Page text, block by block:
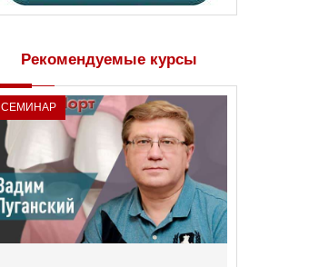
Рекомендуемые курсы
СЕМИНАР